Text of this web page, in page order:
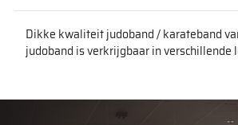
Dikke kwaliteit judoband / karateband
judoband is verkrijgbaar in verschillende